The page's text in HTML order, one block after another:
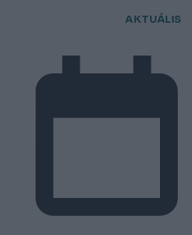
AKTUÁLIS